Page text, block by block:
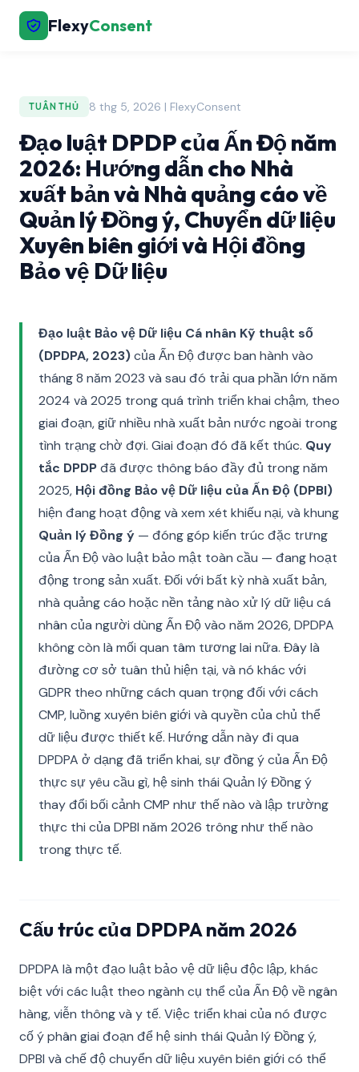
FlexyConsent
TUÂN THỦ 8 thg 5, 2026 | FlexyConsent
Đạo luật DPDP của Ấn Độ năm
2026: Hướng dẫn cho Nhà
xuất bản và Nhà quảng cáo về
Quản lý Đồng ý, Chuyển dữ liệu
Xuyên biên giới và Hội đồng
Bảo vệ Dữ liệu
Đạo luật Bảo vệ Dữ liệu Cá nhân Kỹ thuật số
(DPDPA, 2023)của Ấn Độ được ban hành vào
tháng 8 năm 2023 và sau đó trải qua phần lớn năm
2024 và 2025 trong quá trình triển khai chậm, theo
giai đoạn, giữ nhiều nhà xuất bản nước ngoài trong
tình trạng chờ đợi. Giai đoạn đó đã kết thúc. Quy
tắc DPDPđã được thông báo đầy đủ trong năm
2025, Hội đồng Bảo vệ Dữ liệu của Ấn Độ (DPBI)
hiện đang hoạt động và xem xét khiếu nại, và khung
Quản lý Đồng ý — đóng góp kiến trúc đặc trưng
của Ấn Độ vào luật bảo mật toàn cầu — đang hoạt
động trong sản xuất. Đối với bất kỳ nhà xuất bản,
nhà quảng cáo hoặc nền tảng nào xử lý dữ liệu cá
nhân của người dùng Ấn Độ vào năm 2026, DPDPA
không còn là mối quan tâm tương lai nữa. Đây là
đường cơ sở tuân thủ hiện tại, và nó khác với
GDPR theo những cách quan trọng đối với cách
CMP, luồng xuyên biên giới và quyền của chủ thể
dữ liệu được thiết kế. Hướng dẫn này đi qua
DPDPA ở dạng đã triển khai, sự đồng ý của Ấn Độ
thực sự yêu cầu gì, hệ sinh thái Quản lý Đồng ý
thay đổi bối cảnh CMP như thế nào và lập trường
thực thi của DPBI năm 2026 trông như thế nào
trong thực tế.
Cấu trúc của DPDPA năm 2026
DPDPA là một đạo luật bảo vệ dữ liệu độc lập, khác
biệt với các luật theo ngành cụ thể của Ấn Độ về ngân
hàng, viễn thông và y tế. Việc triển khai của nó được
cố ý phân giai đoạn để hệ sinh thái Quản lý Đồng ý,
DPBI và chế độ chuyển dữ liệu xuyên biên giới có thể